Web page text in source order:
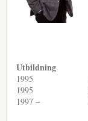
Utbildning
1995
1995
1997 –